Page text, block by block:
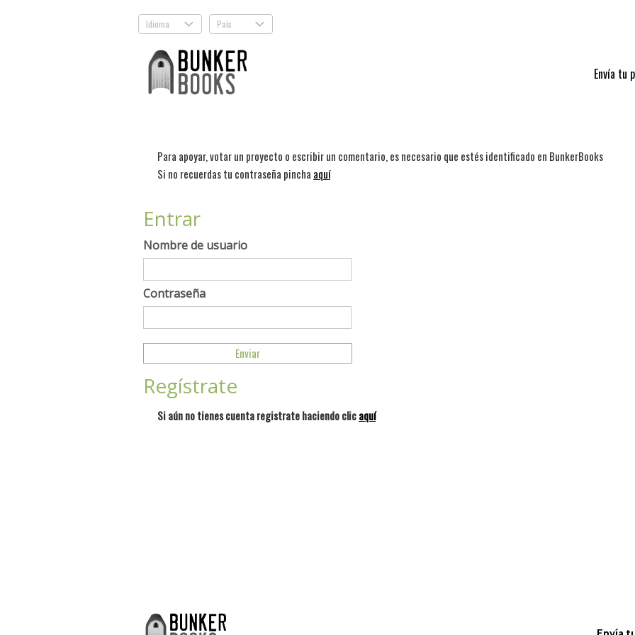
Idioma . País .
Envía tu
Para apoyar, votar un proyecto o escribir un comentario, es necesario que estés identificado en BunkerBooks
Si no recuerdas tu contraseña pincha aquí
Entrar
Nombre de usuario
Contraseña
Regístrate
Si aún no tienes cuenta registrate haciendo clicaquí